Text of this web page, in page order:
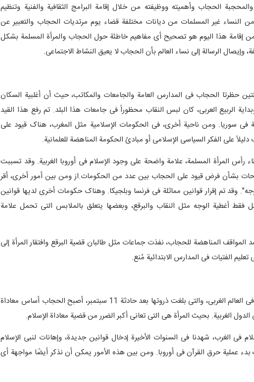
الحجاب وأهمیته ووظیفته من خلال إقامة البرامج الثقافیة والفنیة وتنظیم
النساء غیر المسلمات من دیانات مختلفة قضاء یوم مرتدیات الحجاب والتعبیر عن
إقامة هذا الیوم هو تصحیح أی مفاهیم خاطئة حول الحجاب والمرأة المسلمة بشکل
وإیصال الرسالة إلى نساء العالم بأن الحجاب لا یعیق النشاط الاجتماعی.
حظرتا الحجاب فی المدارس العامة والجامعات والمکاتب، حیث أن أغلبیة السکان
وفی سوریا، قبل عام 2010 وبدایة الربیع العربی، کان لبس النقاب محظوراً فی جامعات هذا البلد. تم رفع هذا القید
فی سوریا. ومن ناحیة أخرى، فی الحکومات الإسلامیة مثل المغرب، هناک قیود على
على الفکر السیاسی الإسلامی أو مبادئ الحکومة المناهضة للعلمانیة.
رأس المرأة المسلمة، علامة واضحة على وجود الإسلام فی أوروبا الغربیة. وقد تسببت
بشأن فرض قیود على الحجاب بین عدد من الحکومات.از ومن بین أمور أخرى، أقر
وقد تم إقرار قوانین مماثلة فی فرنسا وبلجیکا. وهناک حکومات أخرى لدیها قوانین
أغطیة الوجه مثل النقاب والبرقع، وبعضها یتعلق بالملابس التی تحمل علامة
المناهضة للحجاب، نفذت جماعات مثل طالبان قضیة البرقع وافتقار المرأة إلى
الفتیات فی المدارس الابتدائیة مُنع.
ومن خلال دراسة قضیة الإسلاموفوبیا فی العالم الغربی، والتی بلغت ذروتها بعد حادثة 11 سبتمبر، أصبح الحجاب أساس معاداة
الغربیة. بحیث المرأة هی التی تعانی أکبر الضرر من قضیة معاداة الإسلام.
فی الغرب، شهدنا فی السنوات الأخیرة إدخال قوانین جدیدة، وإهانات لنبی الإسلام
عملیة حرق القرآن فی أوروبا. ومن بین هذه الأمور یمکن أن نذکر أیضًا مواجهة أی